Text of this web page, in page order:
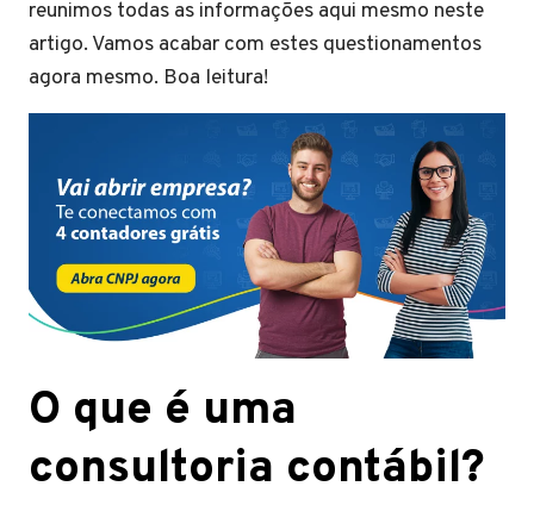
reunimos todas as informações aqui mesmo neste
artigo. Vamos acabar com estes questionamentos
agora mesmo. Boa leitura!
O que é uma
consultoria contábil?